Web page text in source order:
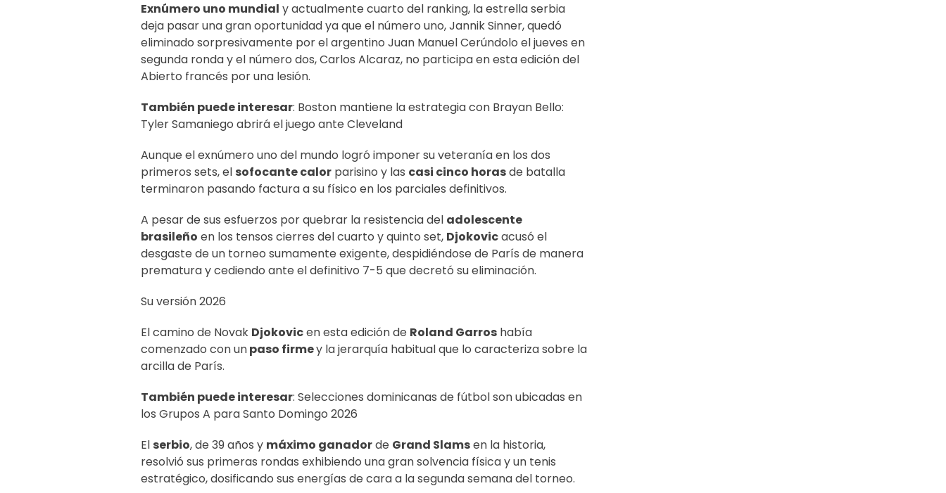
Exnúmero uno mundial y actualmente cuarto del ranking, la estrella serbia
deja pasar una gran oportunidad ya que el número uno, Jannik Sinner, quedó
eliminado sorpresivamente por el argentino Juan Manuel Cerúndolo el jueves en
segunda ronda y el número dos, Carlos Alcaraz, no participa en esta edición del
Abierto francés por una lesión.
También puede interesar: Boston mantiene la estrategia con Brayan Bello:
Tyler Samaniego abrirá el juego ante Cleveland
Aunque el exnúmero uno del mundo logró imponer su veteranía en los dos
primeros sets, el sofocante calor parisino y las casi cinco horasde batalla
terminaron pasando factura a su físico en los parciales definitivos.
A pesar de sus esfuerzos por quebrar la resistencia del adolescente
brasileño en los tensos cierres del cuarto y quinto set, Djokovicacusó el
desgaste de un torneo sumamente exigente, despidiéndose de París de manera
prematura y cediendo ante el definitivo 7-5 que decretó su eliminación.
Su versión 2026
El camino de Novak Djokovicen esta edición de Roland Garros había
comenzado con unpaso firmey la jerarquía habitual que lo caracteriza sobre la
arcilla de París.
También puede interesar: Selecciones dominicanas de fútbol son ubicadas en
los Grupos A para Santo Domingo 2026
El serbio, de 39 años y máximo ganadorde Grand Slamsen la historia,
resolvió sus primeras rondas exhibiendo una gran solvencia física y un tenis
estratégico, dosificando sus energías de cara a la segunda semana del torneo.